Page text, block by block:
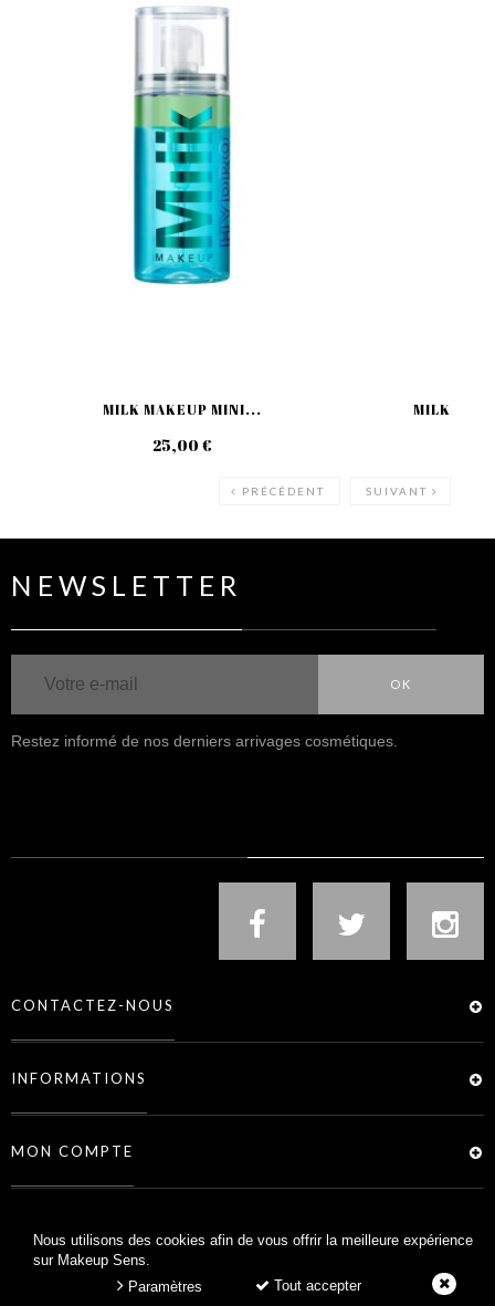
Nous utilisons des cookies afin de vous offrir la meilleure expérience
sur Makeup Sens.
Tout accepter
Paramètres
MILK MAKEUP MINI...
25,00 €
MILK
PRÉCÉDENT SUIVANT
NEWSLETTER
OK
Restez informé de nos derniers arrivages cosmétiques.
CONTACTEZ-NOUS
INFORMATIONS
MON COMPTE